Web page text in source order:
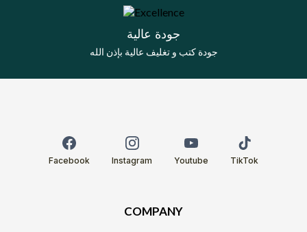
جودة عالية
جودة كتب و تغليف عالية بإذن الله
Facebook Instagram Youtube TikTok
COMPANY